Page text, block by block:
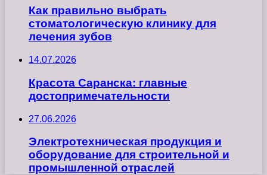
Как правильно выбрать
стоматологическую клинику для
лечения зубов
14.07.2026
Красота Саранска: главные
достопримечательности
27.06.2026
Электротехническая продукция и
оборудование для строительной и
промышленной отраслей